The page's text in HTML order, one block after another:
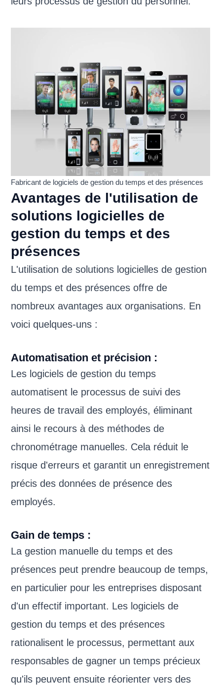
Fabricant de logiciels de gestion du temps et des présences
Avantages de l'utilisation de
solutions logicielles de
gestion du temps et des
présences
L'utilisation de solutions logicielles de gestion
du temps et des présences offre de
nombreux avantages aux organisations. En
voici quelques-uns :
Automatisation et précision :
Les logiciels de gestion du temps
automatisent le processus de suivi des
heures de travail des employés, éliminant
ainsi le recours à des méthodes de
chronométrage manuelles. Cela réduit le
risque d'erreurs et garantit un enregistrement
précis des données de présence des
employés.
Gain de temps :
La gestion manuelle du temps et des
présences peut prendre beaucoup de temps,
en particulier pour les entreprises disposant
d'un effectif important. Les logiciels de
gestion du temps et des présences
rationalisent le processus, permettant aux
responsables de gagner un temps précieux
qu'ils peuvent ensuite réorienter vers des